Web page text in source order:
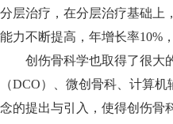
分层治疗，在分层治疗基础上
能力不断提高，年增长率10%
创伤骨科学也取得了很大
（DCO）、微创骨科、计算
念的提出与引入，使得创伤骨